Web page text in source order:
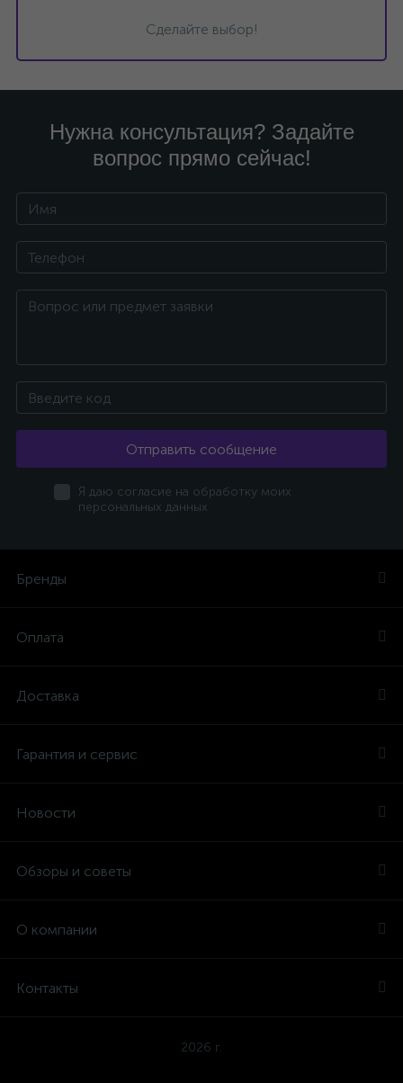
Сделайте выбор!
Нужна консультация? Задайте
вопрос прямо сейчас!
Отправить сообщение
Я даю согласие на обработку моих
персональных данных
Бренды
Оплата
Доставка
Гарантия и сервис
Новости
Обзоры и советы
О компании
Контакты
2026 г.